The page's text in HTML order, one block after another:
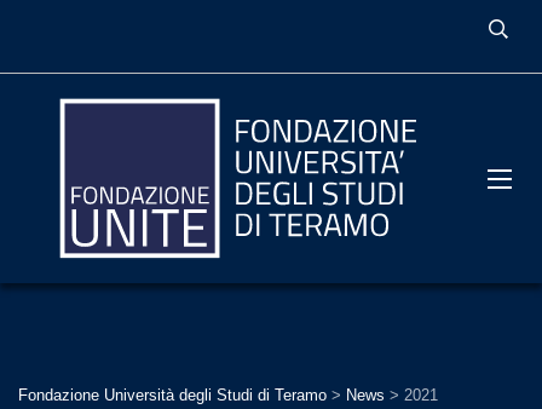
Fondazione Università degli Studi di Teramo > News > 2021